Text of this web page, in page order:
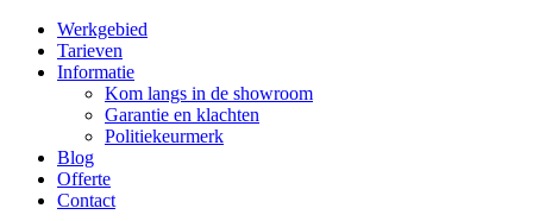
Werkgebied
Tarieven
Informatie
Kom langs in de showroom
Garantie en klachten
Politiekeurmerk
Blog
Offerte
Contact